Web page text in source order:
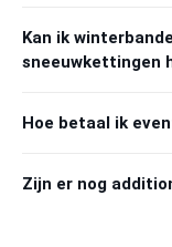
Kan ik
sneeuwkettingen
Hoe betaal ik
Zijn er nog